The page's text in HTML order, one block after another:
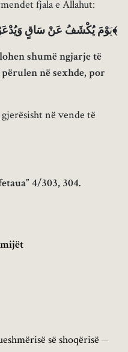
fjala e Allahut:
﴿يَوْمَ يُكْشَفُ عَنْ سَاقٍ وَيُدْعَوْنَ إِلَى السُّجُودِ فَلَا يَسْتَطِيعُونَ﴾
shumë ngjarje të
në sexhde, por
në vende të
4/303, 304.
së shoqërisë